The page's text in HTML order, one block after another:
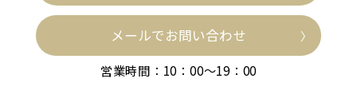
メールでお問い合わせ
営業時間：10：00～19：00